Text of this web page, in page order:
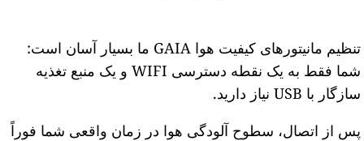
تنظیم مانیتورهای کیفیت هوا GAIA ما بسیار آسان است:
شما فقط به یک نقطه دسترسی WIFI و یک منبع تغذیه
سازگار با USB نیاز دارید.
پس از اتصال، سطوح آلودگی هوا در زمان واقعی شما فوراً